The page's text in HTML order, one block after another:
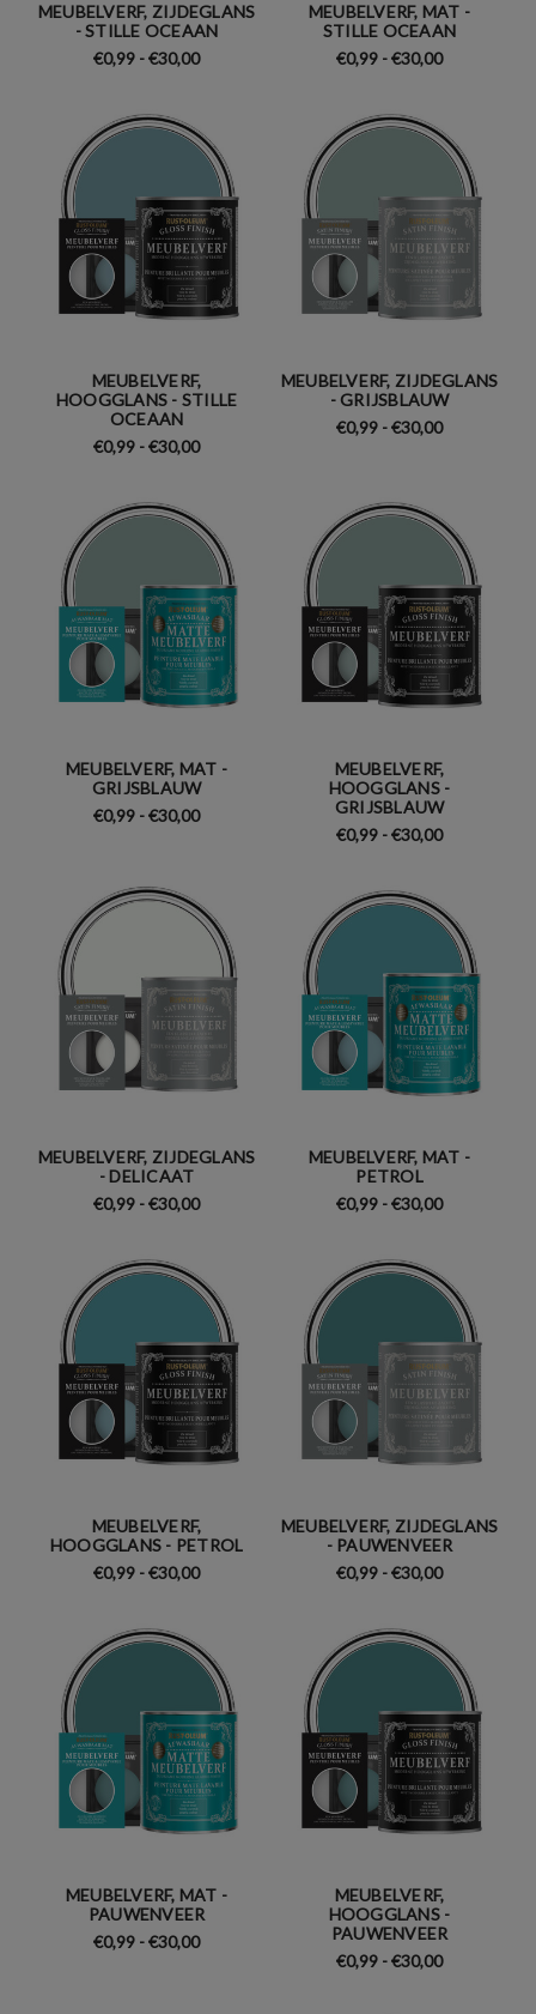
MEUBELVERF, ZIJDEGLANS
- STILLE OCEAAN
€0,99 - €30,00
MEUBELVERF, MAT -
STILLE OCEAAN
€0,99 - €30,00
MEUBELVERF,
HOOGGLANS - STILLE
OCEAAN
€0,99 - €30,00
MEUBELVERF, ZIJDEGLANS
- GRIJSBLAUW
€0,99 - €30,00
MEUBELVERF, MAT -
GRIJSBLAUW
€0,99 - €30,00
MEUBELVERF,
HOOGGLANS -
GRIJSBLAUW
€0,99 - €30,00
MEUBELVERF, ZIJDEGLANS
- DELICAAT
€0,99 - €30,00
MEUBELVERF, MAT -
PETROL
€0,99 - €30,00
MEUBELVERF,
HOOGGLANS - PETROL
€0,99 - €30,00
MEUBELVERF, ZIJDEGLANS
- PAUWENVEER
€0,99 - €30,00
MEUBELVERF, MAT -
PAUWENVEER
€0,99 - €30,00
MEUBELVERF,
HOOGGLANS -
PAUWENVEER
€0,99 - €30,00